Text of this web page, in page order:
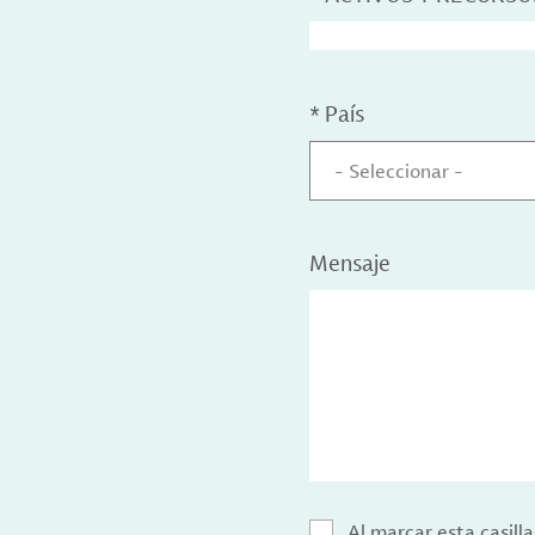
* País
- Seleccionar -
Mensaje